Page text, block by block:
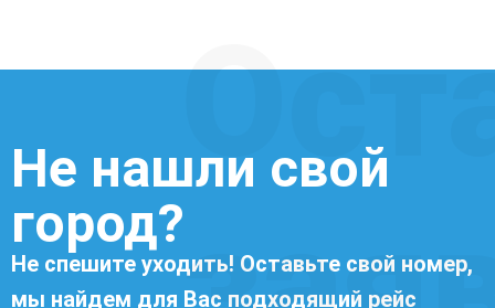
Не нашли свой
город?
Не спешите уходить! Оставьте свой номер,
мы найдем для Вас подходящий рейс